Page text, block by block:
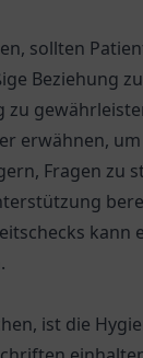
sollten
Beziehung
erwähnen,
Fragen zu
kann
ist die